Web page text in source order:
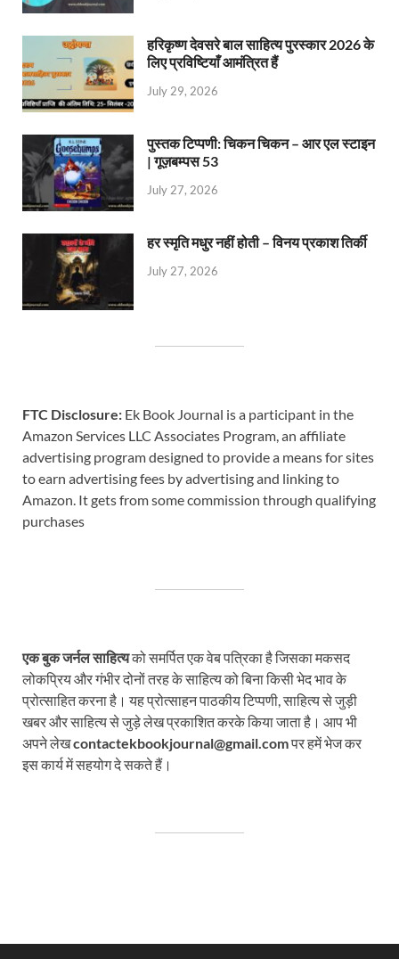
हरिकृष्ण देवसरे बाल साहित्य पुरस्कार 2026 के
लिए प्रविष्टियाँ आमंत्रित हैं
July 29, 2026
पुस्तक टिप्पणी: चिकन चिकन – आर एल स्टाइन
| गूज़बम्पस 53
July 27, 2026
हर स्मृति मधुर नहीं होती – विनय प्रकाश तिर्की
July 27, 2026
FTC Disclosure: Ek Book Journal is a participant in the
Amazon Services LLC Associates Program, an affiliate
advertising program designed to provide a means for sites
to earn advertising fees by advertising and linking to
Amazon. It gets from some commission through qualifying
purchases
एक बुक जर्नल साहित्यको समर्पित एक वेब पत्रिका है जिसका मकसद
लोकप्रिय और गंभीर दोनों तरह के साहित्य को बिना किसी भेद भाव के
प्रोत्साहित करना है। यह प्रोत्साहन पाठकीय टिप्पणी, साहित्य से जुड़ी
खबर और साहित्य से जुड़े लेख प्रकाशित करके किया जाता है। आप भी
अपने लेखcontactekbookjournal@gmail.comपर हमें भेज कर
इस कार्य में सहयोग दे सकते हैं।